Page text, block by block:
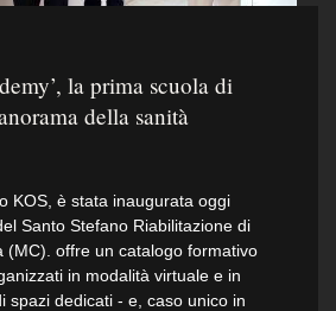
la prima scuola di
della sanità
KOS, è stata inaugurata oggi
Santo Stefano Riabilitazione di
(MC). offre un catalogo formativo
in modalità virtuale e in
spazi dedicati - e, caso unico in